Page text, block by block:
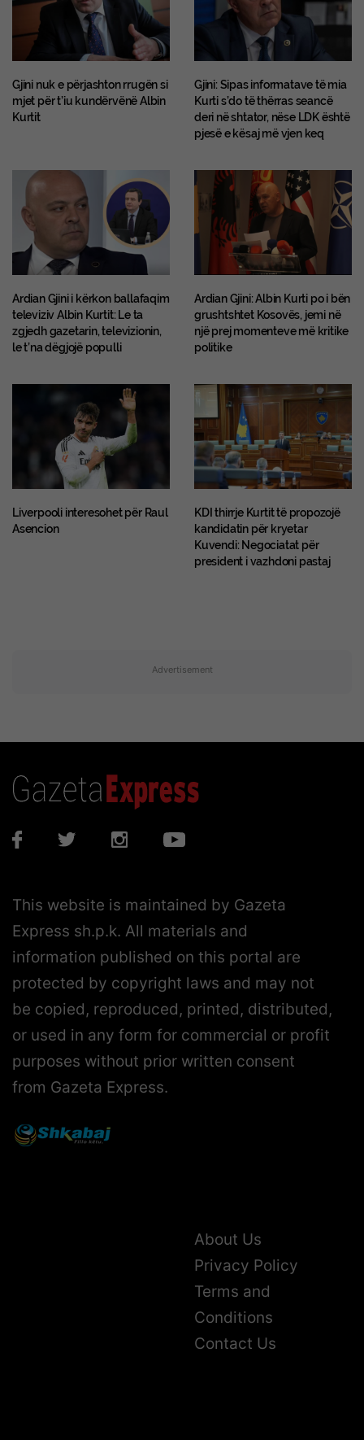
Gjini nuk e përjashton rrugën si
mjet për t’iu kundërvënë Albin
Kurtit
Gjini: Sipas informatave të mia
Kurti s’do të thërras seancë
deri në shtator, nëse LDK është
pjesë e kësaj më vjen keq
Ardian Gjini i kërkon ballafaqim
televiziv Albin Kurtit: Le ta
zgjedh gazetarin, televizionin,
le t’na dëgjojë populli
Ardian Gjini: Albin Kurti po i bën
grushtshtet Kosovës, jemi në
një prej momenteve më kritike
politike
Liverpooli interesohet për Raul
Asencion
KDI thirrje Kurtit të propozojë
kandidatin për kryetar
Kuvendi: Negociatat për
president i vazhdoni pastaj
Advertisement
This website is maintained by Gazeta
Express sh.p.k. All materials and
information published on this portal are
protected by copyright laws and may not
be copied, reproduced, printed, distributed,
or used in any form for commercial or profit
purposes without prior written consent
from Gazeta Express.
About Us
Privacy Policy
Terms and
Conditions
Contact Us